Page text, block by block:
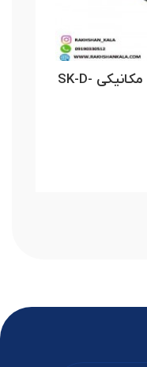
دستگاه کاور کفش مکانیکی SK-D-